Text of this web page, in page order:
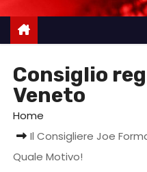
Consiglio
Veneto
Home
Il Consigliere Joe
Quale Motivo!